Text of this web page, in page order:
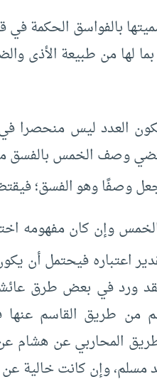
بالفواسق الحكمة في
لها من طبيعة الأذى
العدد ليس منحصرا
وصف الخمس بالفسق
وصفًا وهو الفسق؛
وإن كان مفهومه
اعتباره فيحتمل أن
ورد في بعض طرق
من طريق القاسم
المحاربي عن هشام عن
مسلم، وإن كانت خالية